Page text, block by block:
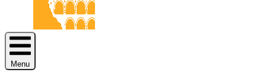
Menu